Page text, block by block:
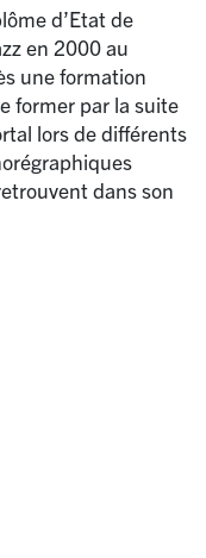
d’Etat de
en 2000 au
une formation
former par la suite
lors de différents
dans son